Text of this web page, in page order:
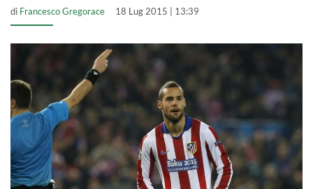
di Francesco Gregorace 18 Lug 2015 | 13:39